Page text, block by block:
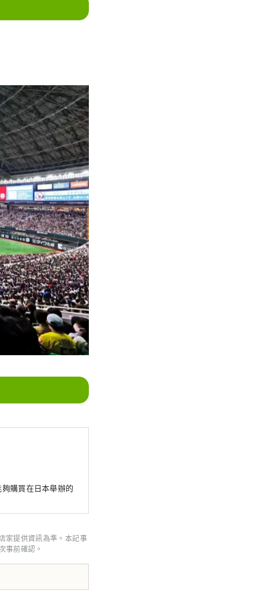
購買在日本舉辦的
家提供資訊為準。本記事
事前確認。